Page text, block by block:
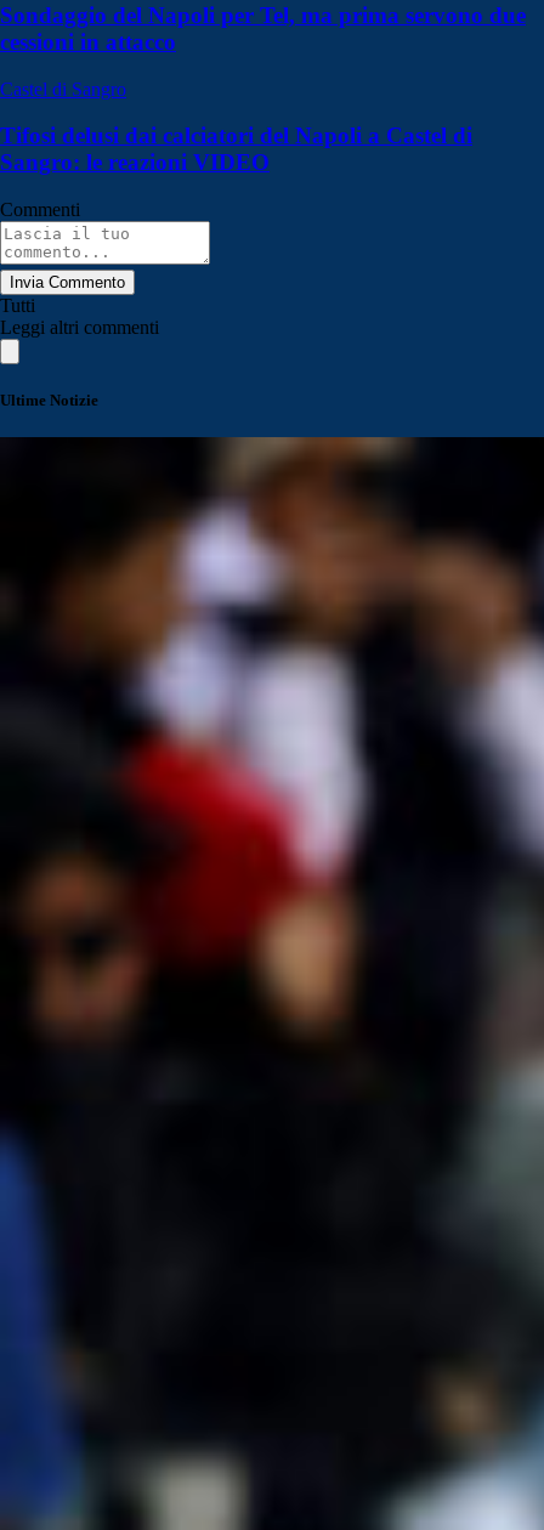
Sondaggio del Napoli per Tel, ma prima servono due
cessioni in attacco
Castel di Sangro
Tifosi delusi dai calciatori del Napoli a Castel di
Sangro: le reazioni VIDEO
Commenti
Invia Commento
Tutti
Leggi altri commenti
Ultime Notizie